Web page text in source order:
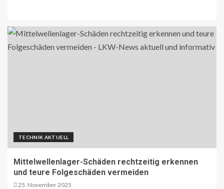
TECHNIK AKTUELL
Mittelwellenlager-Schäden rechtzeitig erkennen
und teure Folgeschäden vermeiden
25. November 2025